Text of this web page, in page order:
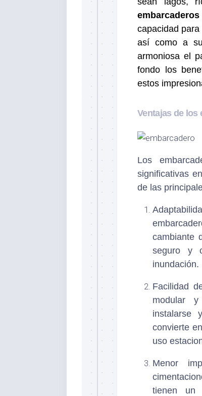
capacidad
así como a
armoniosa el
fondo los
estos
Ventajas de los
Los
significativas
de las
cambiante
seguro y
inundación.
Facilidad
modular
instalarse
convierte
uso
Menor
tienen un